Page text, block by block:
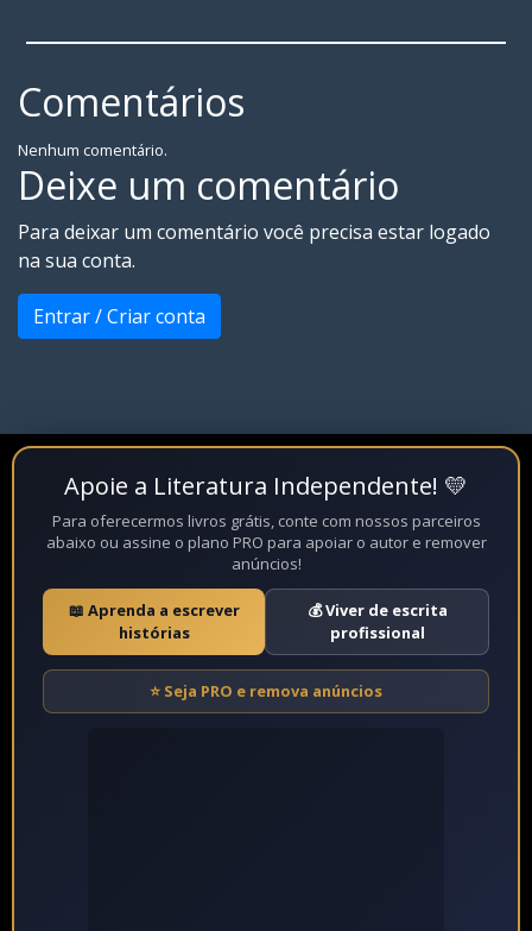
Comentários
Nenhum comentário.
Deixe um comentário
Para deixar um comentário você precisa estar logado
na sua conta.
Entrar / Criar conta
Apoie a Literatura Independente! 💛
Para oferecermos livros grátis, conte com nossos parceiros
abaixo ou assine o plano PRO para apoiar o autor e remover
anúncios!
📖 Aprenda a escrever
histórias
💰 Viver de escrita
profissional
⭐ Seja PRO e remova anúncios
Fechar